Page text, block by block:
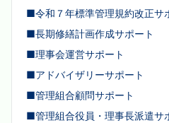
■令和７年標準管理規約改正サ
■長期修繕計画作成サポート
■理事会運営サポート
■アドバイザリーサポート
■管理組合顧問サポート
■管理組合役員・理事長派遣サ